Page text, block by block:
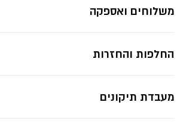
משלוחים ואספקה
החלפות והחזרות
מעבדת תיקונים